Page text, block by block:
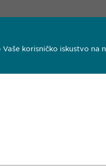
korisničko iskustvo na